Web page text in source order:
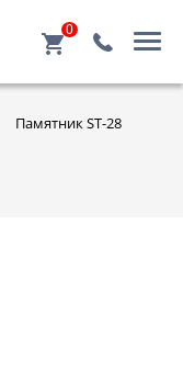
0
Памятник ST-28